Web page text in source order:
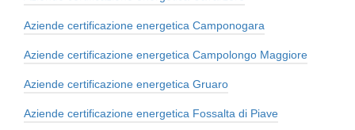
Aziende certificazione energetica Camponogara
Aziende certificazione energetica Campolongo Maggiore
Aziende certificazione energetica Gruaro
Aziende certificazione energetica Fossalta di Piave